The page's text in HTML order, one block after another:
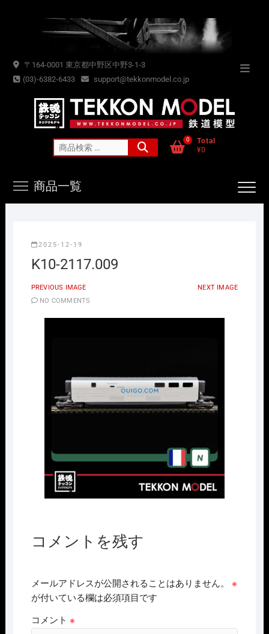
〒164-0001 東京都中野区中野3-1-3
(03)-6382-6433
support@tekkonmodel.co.jp
索
0
Total
¥0
商品一覧
2025-12-19
K10-2117.009
PREVIOUS IMAGE
NEXT IMAGE
NO COMMENTS
コメントを残す
メールアドレスが公開されることはありません。
※
が付いている欄は必須項目です
コメント ※